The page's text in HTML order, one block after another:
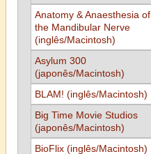
Anatomy & Anaesthesia of
the Mandibular Nerve
(inglês/Macintosh)
Asylum 300
(japonês/Macintosh)
BLAM! (inglês/Macintosh)
Big Time Movie Studios
(japonês/Macintosh)
BioFlix (inglês/Macintosh)